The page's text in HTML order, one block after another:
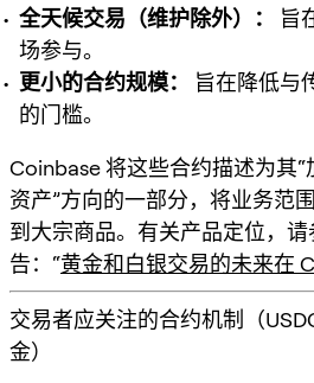
全天候交易（维护除外）：
旨
场参与。
更小的合约规模：
旨在降低与
的门槛。
Coinbase 将这些合约描述为其
资产”方向的一部分，将业务范
到大宗商品。有关产品定位，
告：“黄金和白银交易的未来在
交易者应关注的合约机制（
金）